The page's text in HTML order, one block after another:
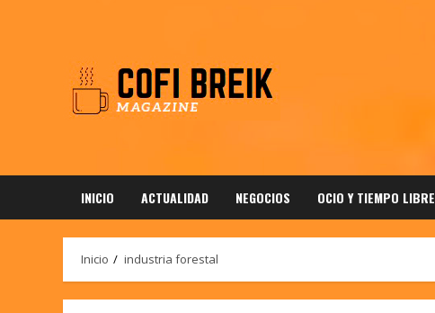
INICIO ACTUALIDAD NEGOCIOS OCIO Y TIEMPO LIBRE
Inicio industria forestal